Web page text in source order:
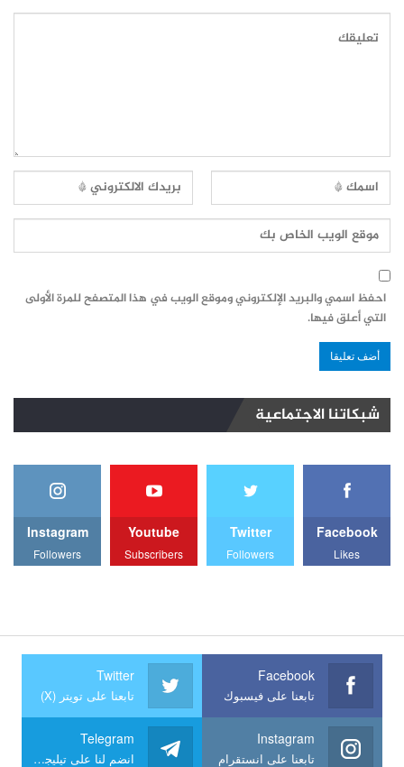
احفظ اسمي والبريد الإلكتروني وموقع الويب في هذا المتصفح للمرة الأولى
التي أعلق فيها.
شبكاتنا الاجتماعية
Facebook
Likes
Twitter
Followers
Youtube
Subscribers
Instagram
Followers
Facebook
تابعنا على فيسبوك
Twitter
تابعنا على تويتر (X)
Instagram
تابعنا على انستقرام
Telegram
انضم لنا على تيليجرام